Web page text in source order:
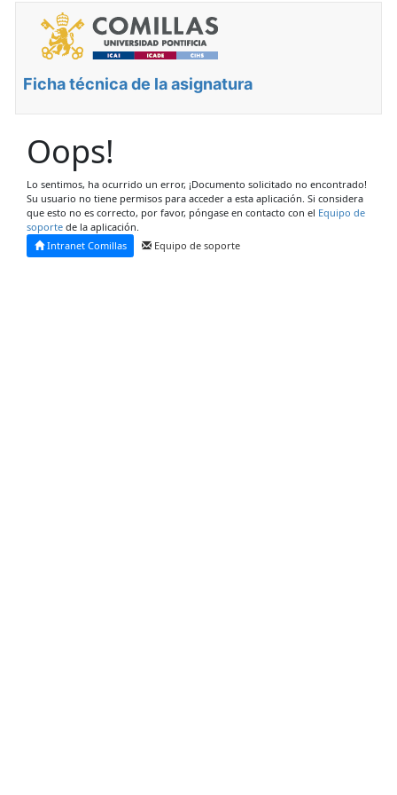
Ficha técnica de la asignatura
Oops!
Lo sentimos, ha ocurrido un error, ¡Documento solicitado no encontrado!
Su usuario no tiene permisos para acceder a esta aplicación. Si considera
que esto no es correcto, por favor, póngase en contacto con el Equipo de
soporte de la aplicación.
Intranet Comillas
Equipo de soporte